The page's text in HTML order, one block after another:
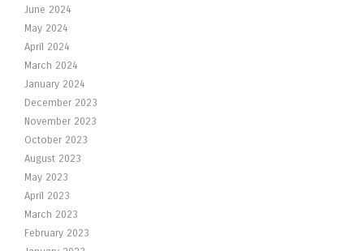
June 2024
May 2024
April 2024
March 2024
January 2024
December 2023
November 2023
October 2023
August 2023
May 2023
April 2023
March 2023
February 2023